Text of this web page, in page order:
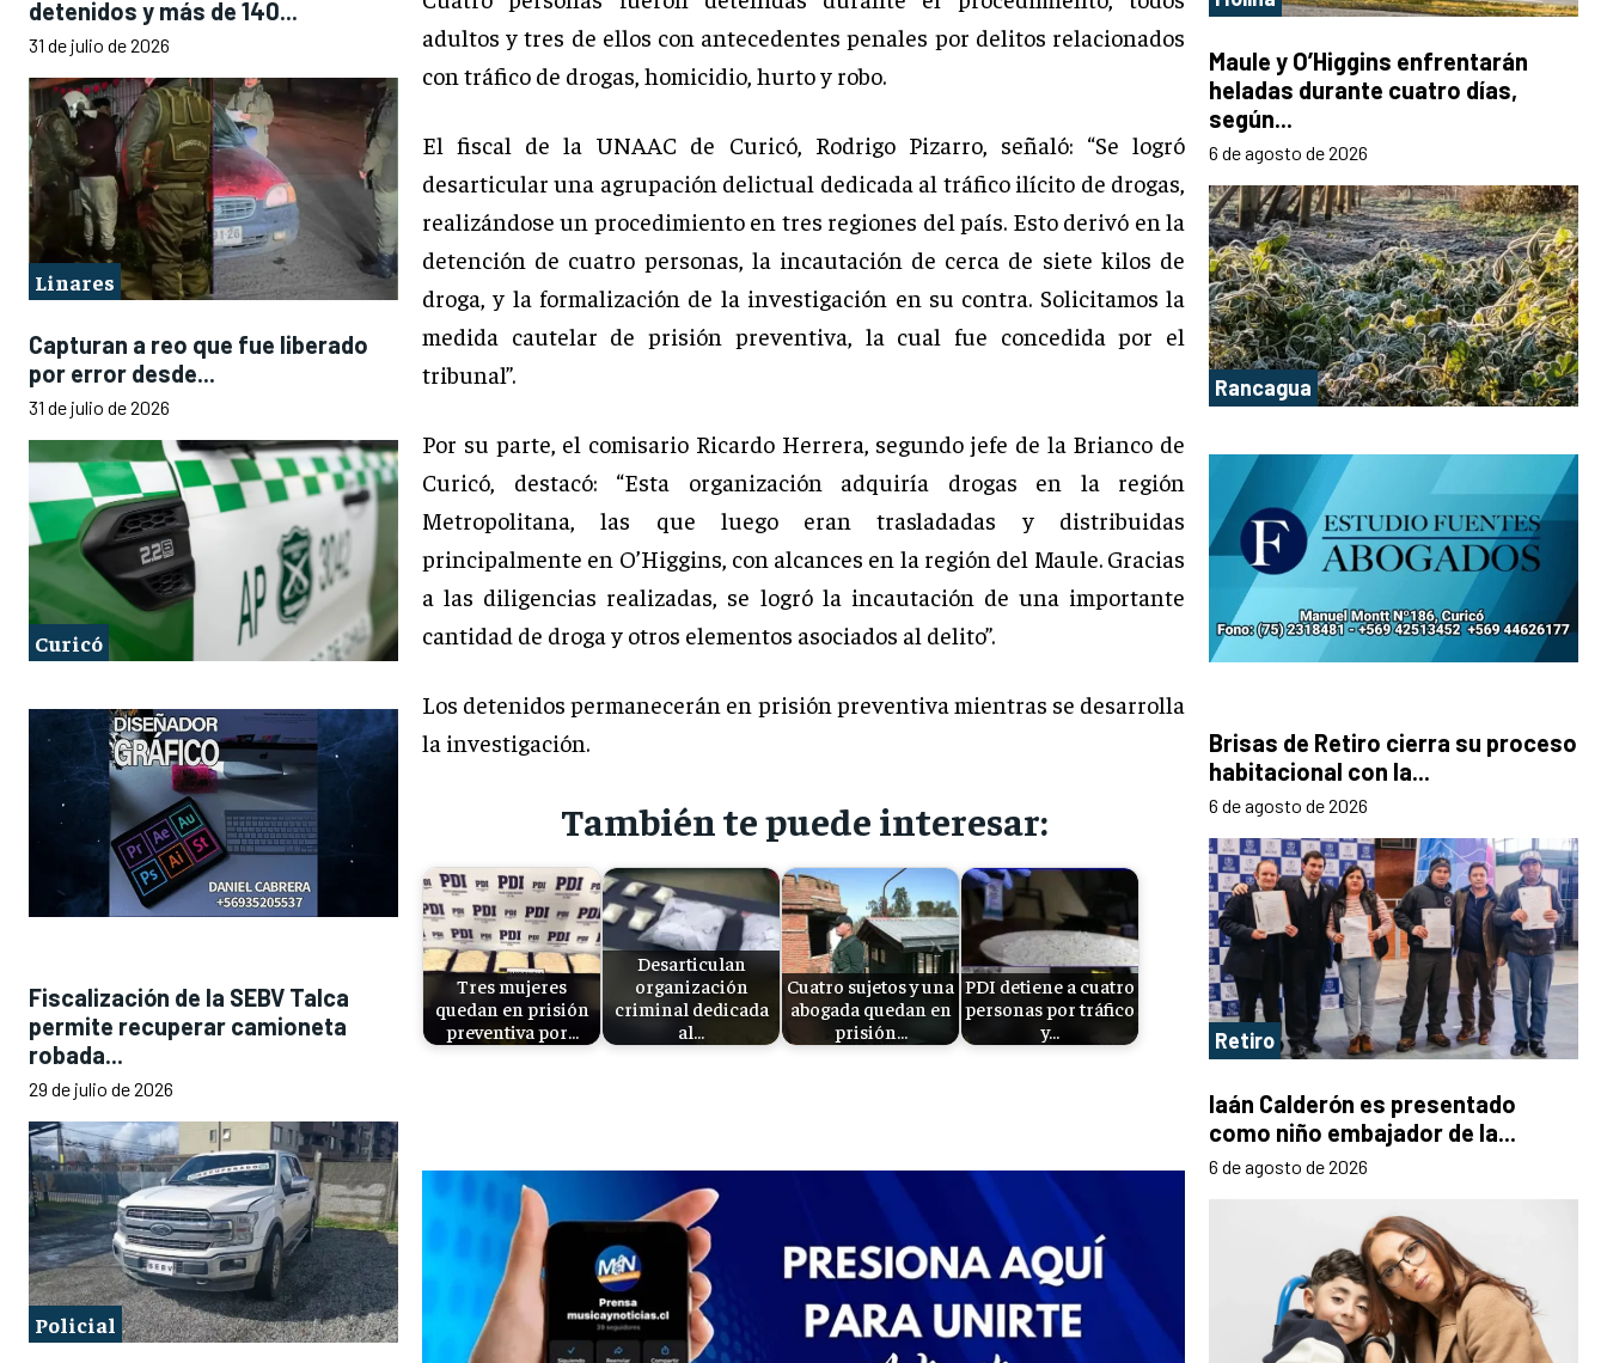
detenidos y más de 140...
31 de julio de 2026
Linares
Capturan a reo que fue liberado
por error desde...
31 de julio de 2026
Curicó
Fiscalización de la SEBV Talca
permite recuperar camioneta
robada...
29 de julio de 2026
Policial
adultos y tres de ellos con antecedentes penales por delitos relacionados
con tráfico de drogas, homicidio, hurto y robo.
El fiscal de la UNAAC de Curicó, Rodrigo Pizarro, señaló: “Se logró
desarticular una agrupación delictual dedicada al tráfico ilícito de drogas,
realizándose un procedimiento en tres regiones del país. Esto derivó en la
detención de cuatro personas, la incautación de cerca de siete kilos de
droga, y la formalización de la investigación en su contra. Solicitamos la
medida cautelar de prisión preventiva, la cual fue concedida por el
tribunal”.
Por su parte, el comisario Ricardo Herrera, segundo jefe de la Brianco de
Curicó, destacó: “Esta organización adquiría drogas en la región
Metropolitana, las que luego eran trasladadas y distribuidas
principalmente en O’Higgins, con alcances en la región del Maule. Gracias
a las diligencias realizadas, se logró la incautación de una importante
cantidad de droga y otros elementos asociados al delito”.
Los detenidos permanecerán en prisión preventiva mientras se desarrolla
la investigación.
También te puede interesar:
Tres mujeres
quedan en prisión
preventiva por…
Desarticulan
organización
criminal dedicada
al…
Cuatro sujetos y una
abogada quedan en
prisión…
PDI detiene a cuatro
personas por tráfico
y…
Maule y O’Higgins enfrentarán
heladas durante cuatro días,
según...
6 de agosto de 2026
Rancagua
Brisas de Retiro cierra su proceso
habitacional con la...
6 de agosto de 2026
Retiro
Iaán Calderón es presentado
como niño embajador de la...
6 de agosto de 2026